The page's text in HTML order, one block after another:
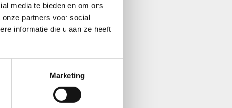
media te bieden en om ons
partners voor social
informatie die u aan ze heeft
Marketing